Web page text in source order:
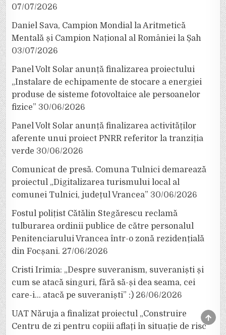
07/07/2026
Daniel Sava, Campion Mondial la Aritmetică
Mentală și Campion Național al României la Șah
03/07/2026
Panel Volt Solar anunță finalizarea proiectului
„Instalare de echipamente de stocare a energiei
produse de sisteme fotovoltaice ale persoanelor
fizice” 30/06/2026
Panel Volt Solar anunță finalizarea activităților
aferente unui proiect PNRR referitor la tranziția
verde 30/06/2026
Comunicat de presă. Comuna Tulnici demarează
proiectul „Digitalizarea turismului local al
comunei Tulnici, județul Vrancea” 30/06/2026
Fostul polițist Cătălin Stegărescu reclamă
tulburarea ordinii publice de către personalul
Penitenciarului Vrancea într-o zonă rezidențială
din Focșani. 27/06/2026
Cristi Irimia: „Despre suveranism, suveraniști și
cum se atacă singuri, fără să-și dea seama, cei
care-i… atacă pe suveraniști” :) 26/06/2026
UAT Năruja a finalizat proiectul „Construire
Centru de zi pentru copiii aflați în situație de risc TO
TOP